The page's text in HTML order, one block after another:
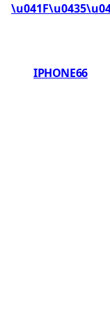
IPHONE66